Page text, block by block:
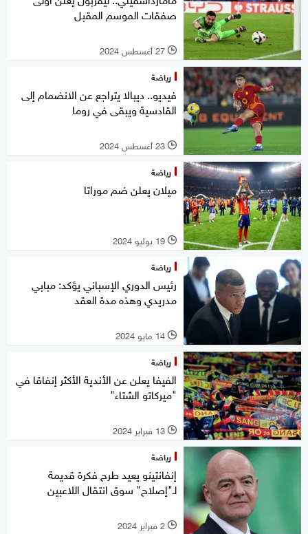
صفقات الموسم المقبل
l 27 أغسطس 2024
رياضة
فيديو.. ديبالا يتراجع عن الانضمام إلى
القادسية ويبقى في روما
l 23 أغسطس 2024
رياضة
ميلان يعلن ضم موراتا
l 19 يوليو 2024
رياضة
رئيس الدوري الإسباني يؤكد: مبابي
مدريدي وهذه مدة العقد
l 14 مايو 2024
رياضة
الفيفا يعلن عن الأندية الأكثر إنفاقا في
"ميركاتو الشتاء"
l 13 فبراير 2024
رياضة
إنفانتينو يعيد طرح فكرة قديمة
لـ"إصلاح" سوق انتقال اللاعبين
l 2 فبراير 2024